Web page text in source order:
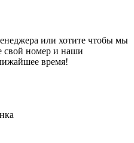
или хотите чтобы мы
свой номер и наши
время!